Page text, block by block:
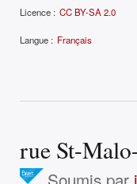
Licence : CC BY-SA 2.0
Langue : Français
rue St-
Soumis par